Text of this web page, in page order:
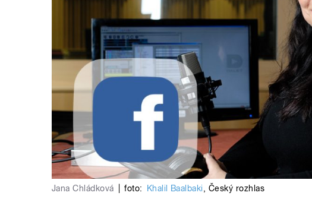
Jana Chládková foto: Khalil Baalbaki, Český rozhlas